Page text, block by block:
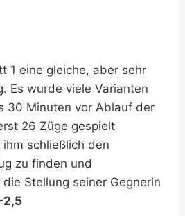
1 eine gleiche, aber sehr
Es wurde viele Varianten
30 Minuten vor Ablauf der
26 Züge gespielt
schließlich den
zu finden und
Stellung seiner Gegnerin
2,5